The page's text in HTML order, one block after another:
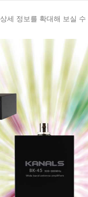
상세 정보를 확대해 보실 수